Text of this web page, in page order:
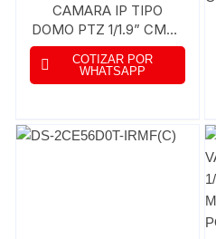
CAMARA IP TIPO
DOMO PTZ 1/1.9” CMOS
2MP 36X SMART
TRACKING 120dB WDR
DARKFIGHTER IP66 IK10
COTIZAR POR
WHATSAPP